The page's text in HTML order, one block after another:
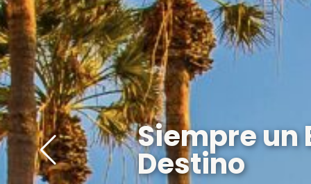
Siempre un
Destino